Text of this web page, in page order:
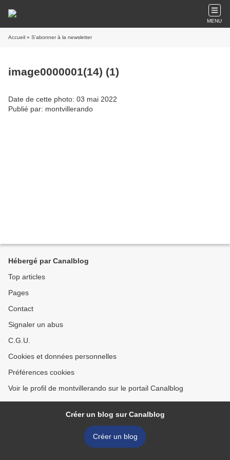
MENU
Accueil » S'abonner à la newsletter
image0000001(14) (1)
Date de cette photo: 03 mai 2022
Publié par: montvillerando
Hébergé par Canalblog
Top articles
Pages
Contact
Signaler un abus
C.G.U.
Cookies et données personnelles
Préférences cookies
Voir le profil de montvillerando sur le portail Canalblog
Créer un blog sur Canalblog
Créer un blog